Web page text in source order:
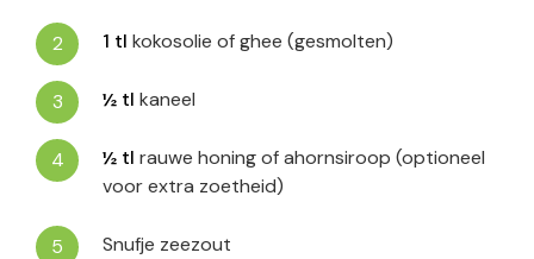
1 tl kokosolie of ghee (gesmolten)
½ tl kaneel
½ tl rauwe honing of ahornsiroop (optioneel
voor extra zoetheid)
Snufje zeezout